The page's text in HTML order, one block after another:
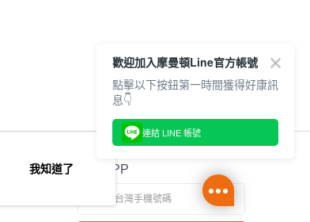
官方APP
我知道了
歡迎加入摩曼頓Line官方帳號
點擊以下按鈕第一時間獲得好康訊
息👇
連結 LINE 帳號